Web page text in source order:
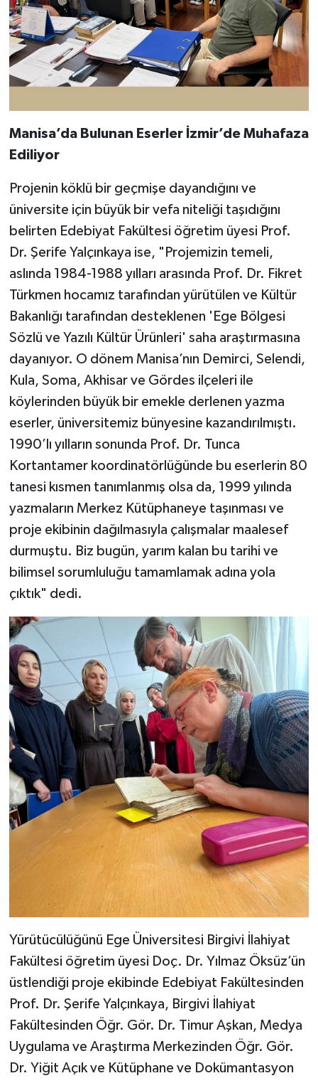
Manisa’da Bulunan Eserler İzmir’de Muhafaza
Ediliyor
Projenin köklü bir geçmişe dayandığını ve
üniversite için büyük bir vefa niteliği taşıdığını
belirten Edebiyat Fakültesi öğretim üyesi Prof.
Dr. Şerife Yalçınkaya ise, "Projemizin temeli,
aslında 1984-1988 yılları arasında Prof. Dr. Fikret
Türkmen hocamız tarafından yürütülen ve Kültür
Bakanlığı tarafından desteklenen 'Ege Bölgesi
Sözlü ve Yazılı Kültür Ürünleri' saha araştırmasına
dayanıyor. O dönem Manisa’nın Demirci, Selendi,
Kula, Soma, Akhisar ve Gördes ilçeleri ile
köylerinden büyük bir emekle derlenen yazma
eserler, üniversitemiz bünyesine kazandırılmıştı.
1990’lı yılların sonunda Prof. Dr. Tunca
Kortantamer koordinatörlüğünde bu eserlerin 80
tanesi kısmen tanımlanmış olsa da, 1999 yılında
yazmaların Merkez Kütüphaneye taşınması ve
proje ekibinin dağılmasıyla çalışmalar maalesef
durmuştu. Biz bugün, yarım kalan bu tarihi ve
bilimsel sorumluluğu tamamlamak adına yola
çıktık" dedi.
Yürütücülüğünü Ege Üniversitesi Birgivi İlahiyat
Fakültesi öğretim üyesi Doç. Dr. Yılmaz Öksüz’ün
üstlendiği proje ekibinde Edebiyat Fakültesinden
Prof. Dr. Şerife Yalçınkaya, Birgivi İlahiyat
Fakültesinden Öğr. Gör. Dr. Timur Aşkan, Medya
Uygulama ve Araştırma Merkezinden Öğr. Gör.
Dr. Yiğit Açık ve Kütüphane ve Dokümantasyon